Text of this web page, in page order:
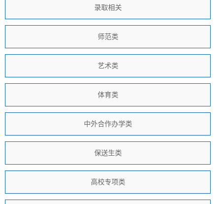
录取相关
师范类
艺术类
体育类
中外合作办学类
保送生类
高校专项类